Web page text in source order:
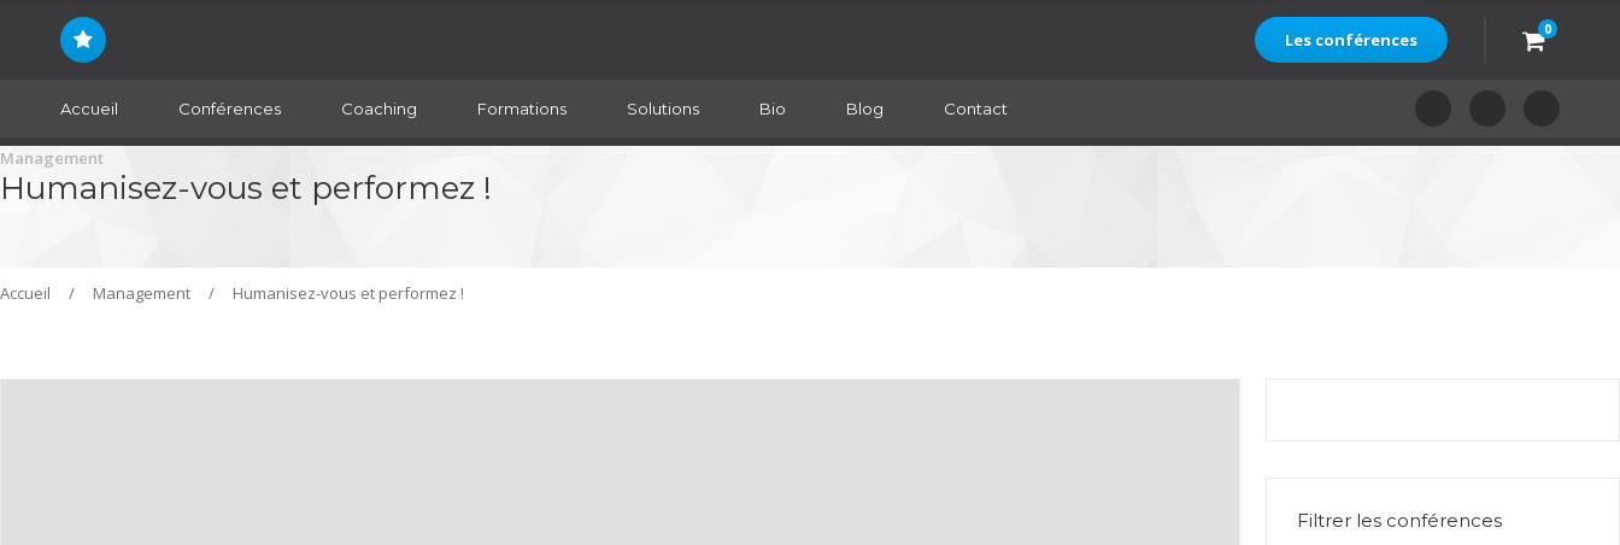
0
Les conférences
Accueil Conférences Coaching Formations Solutions Bio Blog Contact
Management
Humanisez-vous et performez !
Accueil / Management / Humanisez-vous et performez !
Filtrer les conférences